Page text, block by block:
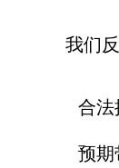
我们
合
预